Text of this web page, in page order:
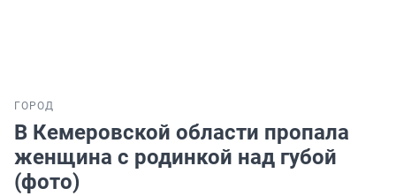
ГОРОД
В Кемеровской области пропала
женщина с родинкой над губой
(фото)